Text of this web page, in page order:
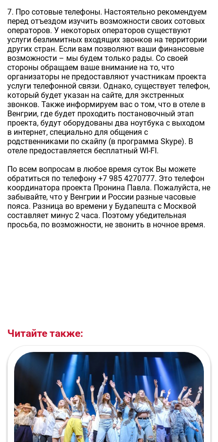
7. Про сотовые телефоны. Настоятельно рекомендуем
перед отъездом изучить возможности своих сотовых
операторов. У некоторых операторов существуют
услуги безлимитных входящих звонков на территории
других стран. Если вам позволяют ваши финансовые
возможности – мы будем только рады. Со своей
стороны обращаем ваше внимание на то, что
организаторы не предоставляют участникам проекта
услуги телефонной связи. Однако, существует телефон,
который будет указан на сайте, для экстренных
звонков. Также информируем вас о том, что в отеле в
Венгрии, где будет проходить постановочный этап
проекта, будут оборудованы два ноутбука с выходом
в интернет, специально для общения с
родственниками по скайпу (в программа Skype). В
отеле предоставляется бесплатный WI-FI.
По всем вопросам в любое время суток Вы можете
обратиться по телефону +7 985 4270777. Это телефон
координатора проекта Пронина Павла. Пожалуйста, не
забывайте, что у Венгрии и России разные часовые
пояса. Разница во времени у Будапешта с Москвой
составляет минус 2 часа. Поэтому убедительная
просьба, по возможности, не звонить в ночное время.
Читайте также: